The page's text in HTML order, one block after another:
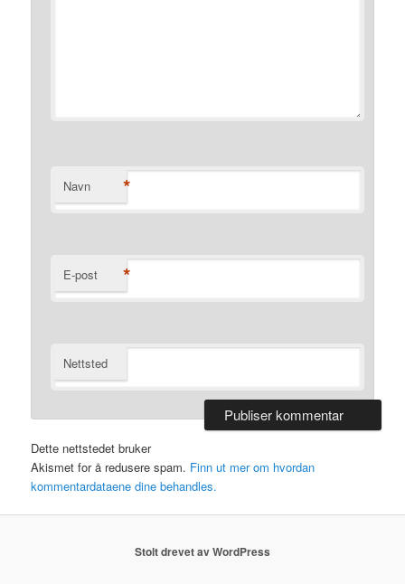
Navn *
E-post *
Nettsted
Dette nettstedet bruker
Akismet for å redusere spam. Finn ut mer om hvordan
kommentardataene dine behandles.
Stolt drevet av WordPress